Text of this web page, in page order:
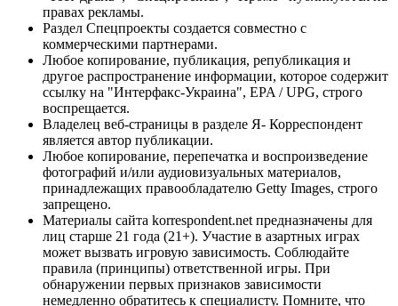
правах рекламы.
Раздел Спецпроекты создается совместно с
коммерческими партнерами.
Любое копирование, публикация, републикация и
другое распространение информации, которое содержит
ссылку на "Интерфакс-Украина", EPA / UPG, строго
воспрещается.
Владелец веб-страницы в разделе Я- Корреспондент
является автор публикации.
Любое копирование, перепечатка и воспроизведение
фотографий и/или аудиовизуальных материалов,
принадлежащих правообладателю Getty Images, строго
запрещено.
Материалы сайта korrespondent.net предназначены для
лиц старше 21 года (21+). Участие в азартных играх
может вызвать игровую зависимость. Соблюдайте
правила (принципы) ответственной игры. При
обнаружении первых признаков зависимости
немедленно обратитесь к специалисту. Помните, что